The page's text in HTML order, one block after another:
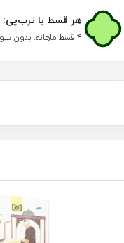
هر قسط با ترب‌پی:
۴ قسط ماهانه. بدون سود، چک و ضامن.